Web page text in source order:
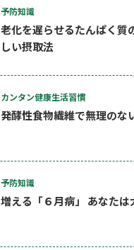
予防知識
老化を遅らせるたんぱく質
しい摂取法
カンタン健康生活習慣
発酵性食物繊維で無理のな
予防知識
増える「６月病」 あなたは